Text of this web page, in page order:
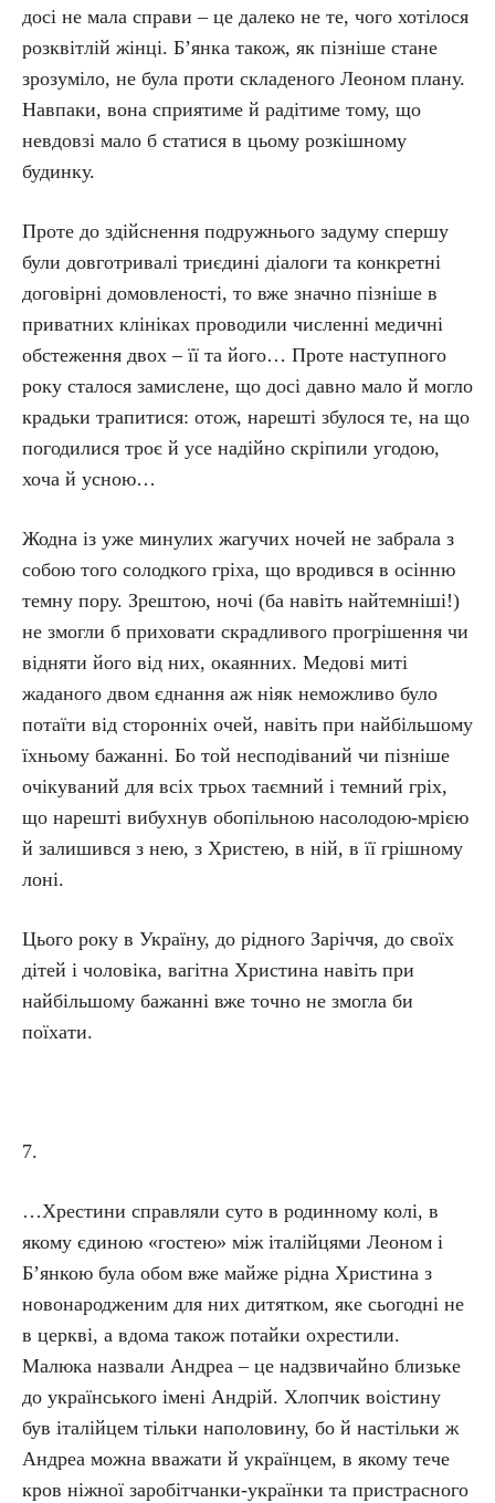
досі не мала справи – це далеко не те, чого хотілося
розквітлій жінці. Б’янка також, як пізніше стане
зрозуміло, не була проти складеного Леоном плану.
Навпаки, вона сприятиме й радітиме тому, що
невдовзі мало б статися в цьому розкішному
будинку.
Проте до здійснення подружнього задуму спершу
були довготривалі триєдині діалоги та конкретні
договірні домовленості, то вже значно пізніше в
приватних клініках проводили численні медичні
обстеження двох – її та його… Проте наступного
року сталося замислене, що досі давно мало й могло
крадьки трапитися: отож, нарешті збулося те, на що
погодилися троє й усе надійно скріпили угодою,
хоча й усною…
Жодна із уже минулих жагучих ночей не забрала з
собою того солодкого гріха, що вродився в осінню
темну пору. Зрештою, ночі (ба навіть найтемніші!)
не змогли б приховати скрадливого прогрішення чи
відняти його від них, окаянних. Медові миті
жаданого двом єднання аж ніяк неможливо було
потаїти від сторонніх очей, навіть при найбільшому
їхньому бажанні. Бо той несподіваний чи пізніше
очікуваний для всіх трьох таємний і темний гріх,
що нарешті вибухнув обопільною насолодою-мрією
й залишився з нею, з Христею, в ній, в її грішному
лоні.
Цього року в Україну, до рідного Заріччя, до своїх
дітей і чоловіка, вагітна Христина навіть при
найбільшому бажанні вже точно не змогла би
поїхати.
7.
…Хрестини справляли суто в родинному колі, в
якому єдиною «гостею» між італійцями Леоном і
Б’янкою була обом вже майже рідна Христина з
новонародженим для них дитятком, яке сьогодні не
в церкві, а вдома також потайки охрестили.
Малюка назвали Андреа – це надзвичайно близьке
до українського імені Андрій. Хлопчик воістину
був італійцем тільки наполовину, бо й настільки ж
Андреа можна вважати й українцем, в якому тече
кров ніжної заробітчанки-українки та пристрасного